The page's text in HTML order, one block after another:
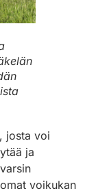
josta voi
ja
voikukan